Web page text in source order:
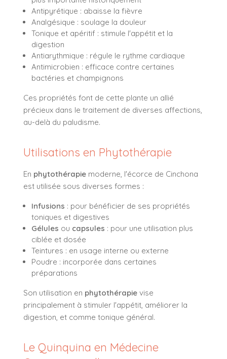
Antipyrétique : abaisse la fièvre
Analgésique : soulage la douleur
Tonique et apéritif : stimule l'appétit et la
digestion
Antiarythmique : régule le rythme cardiaque
Antimicrobien : efficace contre certaines
bactéries et champignons
Ces propriétés font de cette plante un allié
précieux dans le traitement de diverses affections,
au-delà du paludisme.
Utilisations en Phytothérapie
En phytothérapie moderne, l'écorce de Cinchona
est utilisée sous diverses formes :
Infusions : pour bénéficier de ses propriétés
toniques et digestives
Gélules ou capsules : pour une utilisation plus
ciblée et dosée
Teintures : en usage interne ou externe
Poudre : incorporée dans certaines
préparations
Son utilisation en phytothérapie vise
principalement à stimuler l'appétit, améliorer la
digestion, et comme tonique général.
Le Quinquina en Médecine